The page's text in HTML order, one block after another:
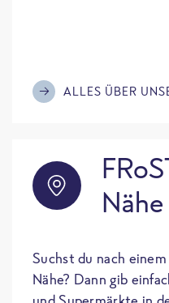
ALLES ÜBER
Nähe
Suchst du nach
Nähe? Dann gib